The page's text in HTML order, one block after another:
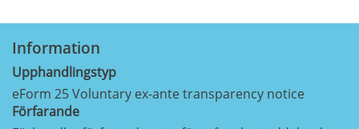
Information
Upphandlingstyp
eForm 25 Voluntary ex-ante transparency notice
Förfarande